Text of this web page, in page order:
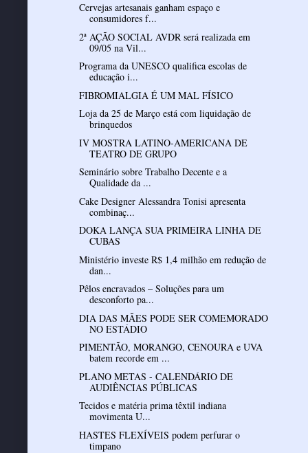
Cervejas artesanais ganham espaço e
consumidores f...
2ª AÇÃO SOCIAL AVDR será realizada em
09/05 na Vil...
Programa da UNESCO qualifica escolas de
educação i...
FIBROMIALGIA É UM MAL FÍSICO
Loja da 25 de Março está com liquidação de
brinquedos
IV MOSTRA LATINO-AMERICANA DE
TEATRO DE GRUPO
Seminário sobre Trabalho Decente e a
Qualidade da ...
Cake Designer Alessandra Tonisi apresenta
combinaç...
DOKA LANÇA SUA PRIMEIRA LINHA DE
CUBAS
Ministério investe R$ 1,4 milhão em redução de
dan...
Pêlos encravados – Soluções para um
desconforto pa...
DIA DAS MÃES PODE SER COMEMORADO
NO ESTÁDIO
PIMENTÃO, MORANGO, CENOURA e UVA
batem recorde em ...
PLANO METAS - CALENDÁRIO DE
AUDIÊNCIAS PÚBLICAS
Tecidos e matéria prima têxtil indiana
movimenta U...
HASTES FLEXÍVEIS podem perfurar o
timpano